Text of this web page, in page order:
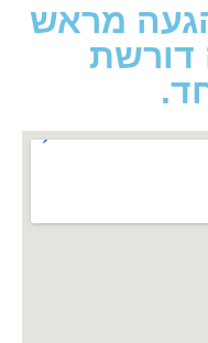
מראש